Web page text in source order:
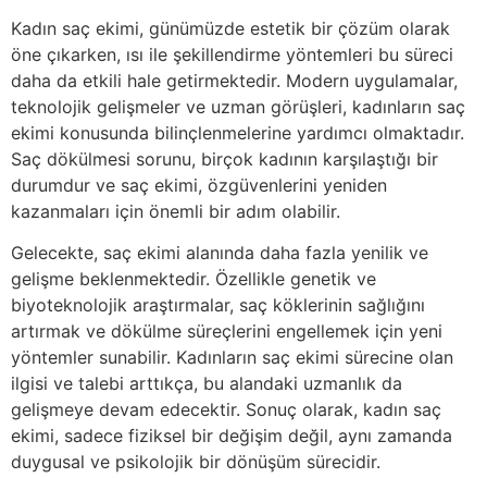
Kadın saç ekimi, günümüzde estetik bir çözüm olarak
öne çıkarken, ısı ile şekillendirme yöntemleri bu süreci
daha da etkili hale getirmektedir. Modern uygulamalar,
teknolojik gelişmeler ve uzman görüşleri, kadınların saç
ekimi konusunda bilinçlenmelerine yardımcı olmaktadır.
Saç dökülmesi sorunu, birçok kadının karşılaştığı bir
durumdur ve saç ekimi, özgüvenlerini yeniden
kazanmaları için önemli bir adım olabilir.
Gelecekte, saç ekimi alanında daha fazla yenilik ve
gelişme beklenmektedir. Özellikle genetik ve
biyoteknolojik araştırmalar, saç köklerinin sağlığını
artırmak ve dökülme süreçlerini engellemek için yeni
yöntemler sunabilir. Kadınların saç ekimi sürecine olan
ilgisi ve talebi arttıkça, bu alandaki uzmanlık da
gelişmeye devam edecektir. Sonuç olarak, kadın saç
ekimi, sadece fiziksel bir değişim değil, aynı zamanda
duygusal ve psikolojik bir dönüşüm sürecidir.